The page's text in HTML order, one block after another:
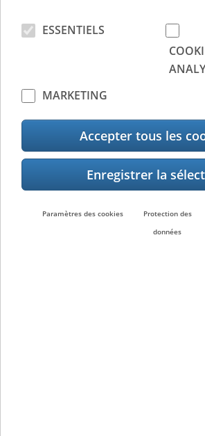
Contact
Recherche partenaire
Recherche
ESSENTIELS
MARKETING
Accepter tous les
Paramètres des cookies
Protection des
données